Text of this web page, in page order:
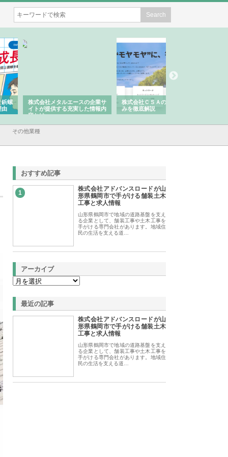
社メタルエースの企業サ
提供する充実した情報内
株式会社ＣＳＡの事業内容と強
みを徹底解説
その他業種
おすすめ記事
1
株式会社アドバンスロードが山
形県鶴岡市で手がける舗装土木
工事と求人情報
山形県鶴岡市で地域の道路基盤を支え
る企業として、舗装工事や土木工事を
手がける専門会社があります。地域住
民の生活を支える道…
アーカイブ
最近の記事
株式会社アドバンスロードが山
形県鶴岡市で手がける舗装土木
工事と求人情報
山形県鶴岡市で地域の道路基盤を支え
る企業として、舗装工事や土木工事を
手がける専門会社があります。地域住
民の生活を支える道…